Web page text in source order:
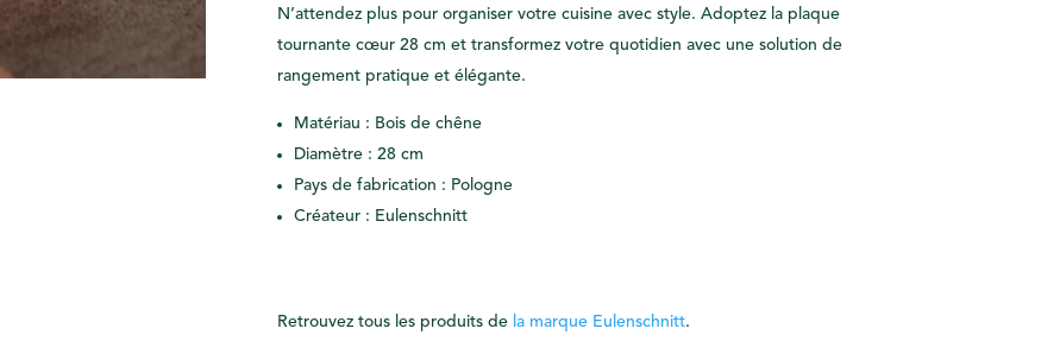
N’attendez plus pour organiser votre cuisine avec style. Adoptez la plaque
tournante cœur 28 cm et transformez votre quotidien avec une solution de
rangement pratique et élégante.
Matériau : Bois de chêne
Diamètre : 28 cm
Pays de fabrication : Pologne
Créateur : Eulenschnitt
Retrouvez tous les produits de la marque Eulenschnitt.